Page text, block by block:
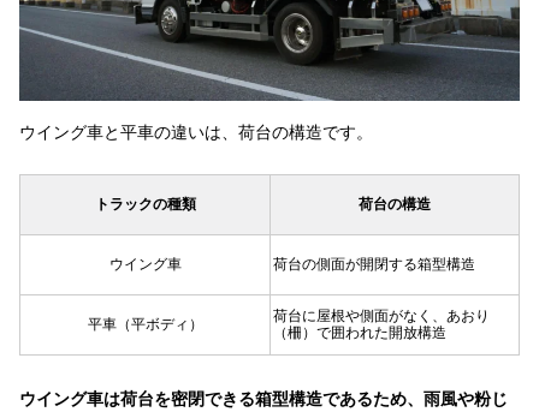
ウイング車と平車の違いは、荷台の構造です。
トラックの種類 荷台の構造
ウイング車 荷台の側面が開閉する箱型構造
平車（平ボディ）
荷台に屋根や側面がなく、あおり
（柵）で囲われた開放構造
ウイング車は荷台を密閉できる箱型構造であるため、雨風や粉じ